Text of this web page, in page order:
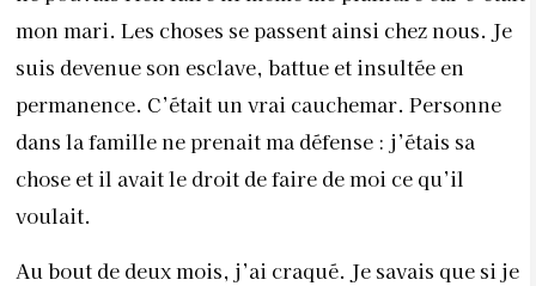
mon mari. Les choses se passent ainsi chez nous. Je
suis devenue son esclave, battue et insultée en
permanence. C’était un vrai cauchemar. Personne
dans la famille ne prenait ma défense : j’étais sa
chose et il avait le droit de faire de moi ce qu’il
voulait.
Au bout de deux mois, j’ai craqué. Je savais que si je